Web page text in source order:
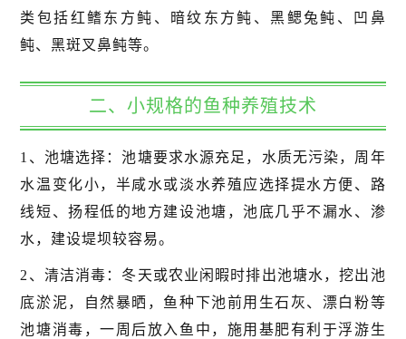
类包括红鳍东方鲀、暗纹东方鲀、黑鳃兔鲀、凹鼻
鲀、黑斑叉鼻鲀等。
二、小规格的鱼种养殖技术
1、池塘选择：池塘要求水源充足，水质无污染，周年
水温变化小，半咸水或淡水养殖应选择提水方便、路
线短、扬程低的地方建设池塘，池底几乎不漏水、渗
水，建设堤坝较容易。
2、清洁消毒：冬天或农业闲暇时排出池塘水，挖出池
底淤泥，自然暴晒，鱼种下池前用生石灰、漂白粉等
池塘消毒，一周后放入鱼中，施用基肥有利于浮游生